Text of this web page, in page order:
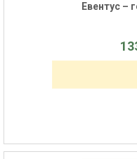
Евентус –